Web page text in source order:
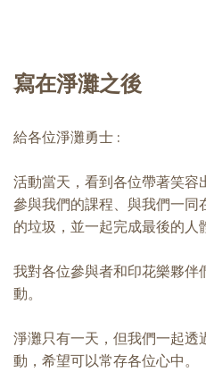
寫在淨灘之後
給各位淨灘勇士 :
活動當天，看到各位帶著笑容
參與我們的課程、與我們一
的垃圾，並一起完成最後的人
我對各位參與者和印花樂夥伴
動。
淨灘只有一天，但我們一起透
動，希望可以常存各位心中。